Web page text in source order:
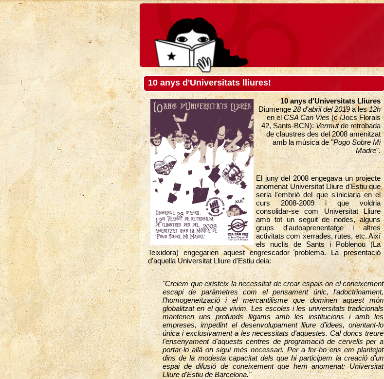
10 anys d'Universitats lliures!
10 anys d'Universitats Lliures
Diumenge28 d'abril del 2019a les12h
en elCSA Can Vies(c /Jocs Florals
42, Sants-BCN):Vermutde retrobada
de claustres des del 2008 amenitzat
amb la música de "Pogo Sobre Mi
Madre".
El juny del 2008 engegava un projecte
anomenat Universitat Lliure d'Estiu que
seria l'embrió del que s'iniciaria en el
curs 2008-2009 i que voldria
consolidar-se com Universitat Lliure
amb tot un seguit de nodes, alguns
grups d'autoaprenentatge i altres
activitats com xerrades, rutes, etc. Així
els nuclis de Sants i Poblenou (La
Teixidora) engegarien aquest engrescador problema. La presentació
d'aquella Universitat Lliure d'Estiu deia:
"Creiem que existeix la necessitat de crear espais on el coneixement
escapi de paràmetres com el pensament únic, l'adoctrinament,
l'homogeneïtzació i el mercantilisme que dominen aquest món
globalitzat en el que vivim. Les escoles i les universitats tradicionals
mantenen uns profunds lligams amb les institucions i amb les
empreses, impedint el desenvolupament lliure d'idees, orientant-lo
única i exclusivament a les necessitats d'aquestes. Cal doncs treure
l'ensenyament d'aquests centres de programació de cervells per a
portar-lo allà on sigui més necessari. Per a fer-ho ens em plantejat
dins de la modesta capacitat dels que hi participem la creació d'un
espai de difusió de coneixement que hem anomenat: Universitat
Lliure d'Estiu de Barcelona."